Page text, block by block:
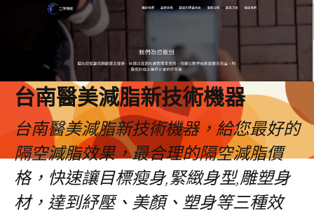
台南醫美減脂新技術機器
台南醫美減脂新技術機器，給您最好的
隔空減脂效果，最合理的隔空減脂價
格，快速讓目標瘦身,緊緻身型,雕塑身
材，達到紓壓、美顏、塑身等三種效